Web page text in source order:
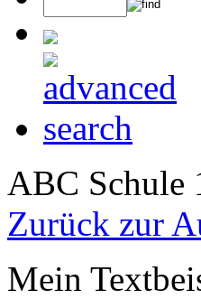
ABC Schule
Zurück zur
Mein